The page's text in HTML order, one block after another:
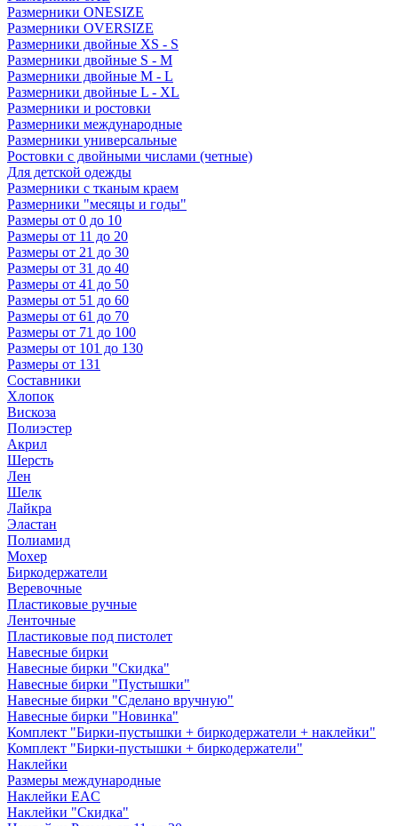
Размерники ONESIZE
Размерники OVERSIZE
Размерники двойные XS - S
Размерники двойные S - M
Размерники двойные M - L
Размерники двойные L - XL
Размерники и ростовки
Размерники международные
Размерники универсальные
Ростовки с двойными числами (четные)
Для детской одежды
Размерники с тканым краем
Размерники "месяцы и годы"
Размеры от 0 до 10
Размеры от 11 до 20
Размеры от 21 до 30
Размеры от 31 до 40
Размеры от 41 до 50
Размеры от 51 до 60
Размеры от 61 до 70
Размеры от 71 до 100
Размеры от 101 до 130
Размеры от 131
Составники
Хлопок
Вискоза
Полиэстер
Акрил
Шерсть
Лен
Шелк
Лайкра
Эластан
Полиамид
Мохер
Биркодержатели
Веревочные
Пластиковые ручные
Ленточные
Пластиковые под пистолет
Навесные бирки
Навесные бирки "Скидка"
Навесные бирки "Пустышки"
Навесные бирки "Сделано вручную"
Навесные бирки "Новинка"
Комплект "Бирки-пустышки + биркодержатели + наклейки"
Комплект "Бирки-пустышки + биркодержатели"
Наклейки
Размеры международные
Наклейки EAC
Наклейки "Скидка"